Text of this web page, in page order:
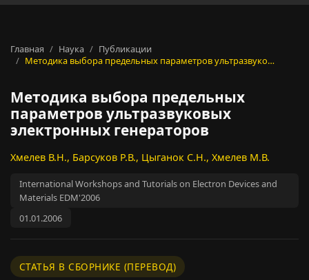
Главная Наука
Публикации
Методика выбора предельных параметров ультразвуко…
Методика выбора предельных
параметров ультразвуковых
электронных генераторов
Хмелев В.Н., Барсуков Р.В., Цыганок С.Н., Хмелев М.В.
International Workshops and Tutorials on Electron Devices and
Materials EDM'2006
01.01.2006
СТАТЬЯ В СБОРНИКЕ (ПЕРЕВОД)